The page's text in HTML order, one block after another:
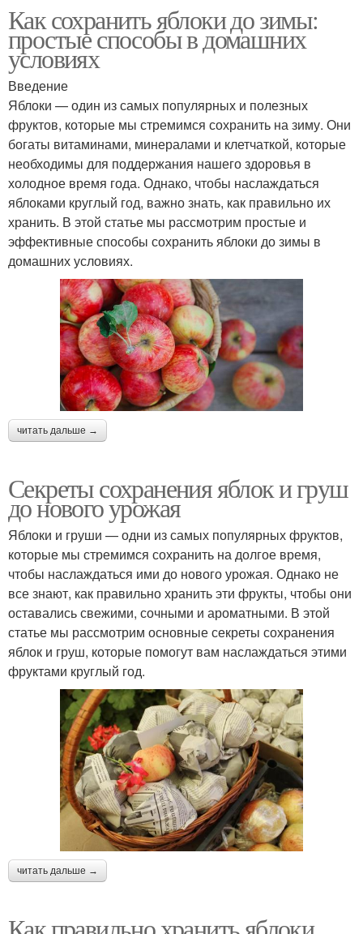
Как сохранить яблоки до зимы:
простые способы в домашних
условиях
Введение
Яблоки — один из самых популярных и полезных
фруктов, которые мы стремимся сохранить на зиму. Они
богаты витаминами, минералами и клетчаткой, которые
необходимы для поддержания нашего здоровья в
холодное время года. Однако, чтобы наслаждаться
яблоками круглый год, важно знать, как правильно их
хранить. В этой статье мы рассмотрим простые и
эффективные способы сохранить яблоки до зимы в
домашних условиях.
читать дальше →
Секреты сохранения яблок и груш
до нового урожая
Яблоки и груши — одни из самых популярных фруктов,
которые мы стремимся сохранить на долгое время,
чтобы наслаждаться ими до нового урожая. Однако не
все знают, как правильно хранить эти фрукты, чтобы они
оставались свежими, сочными и ароматными. В этой
статье мы рассмотрим основные секреты сохранения
яблок и груш, которые помогут вам наслаждаться этими
фруктами круглый год.
читать дальше →